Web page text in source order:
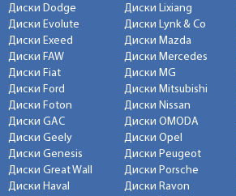
Диски Dodge
Диски Evolute
Диски Exeed
Диски FAW
Диски Fiat
Диски Ford
Диски Foton
Диски GAC
Диски Geely
Диски Genesis
Диски Great Wall
Диски Haval
Диски Lixiang
Диски Lynk & Co
Диски Mazda
Диски Mercedes
Диски MG
Диски Mitsubishi
Диски Nissan
Диски OMODA
Диски Opel
Диски Peugeot
Диски Porsche
Диски Ravon